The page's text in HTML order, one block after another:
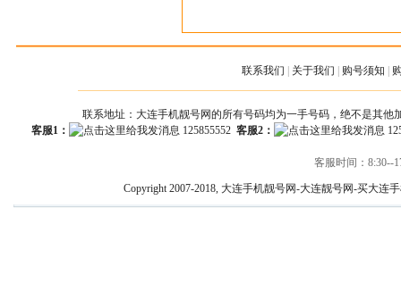
联系我们 关于我们 购号须知
联系地址：大连手机靓号网的所有号码均为一手号码，绝不是其
客服1：
125855552 客服2：
客服时间：8:30--
Copyright 2007-2018, 大连手机靓号网-大连靓号网-买大连